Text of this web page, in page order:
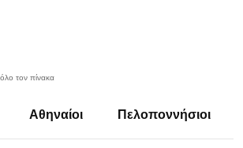
Αθηναίοι Πελοποννήσιοι